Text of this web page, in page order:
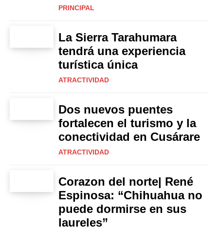
PRINCIPAL
La Sierra Tarahumara
tendrá una experiencia
turística única
ATRACTIVIDAD
Dos nuevos puentes
fortalecen el turismo y la
conectividad en Cusárare
ATRACTIVIDAD
Corazon del norte| René
Espinosa: “Chihuahua no
puede dormirse en sus
laureles”